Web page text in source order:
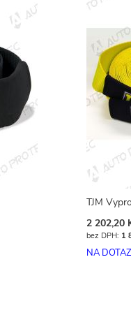
TJM
2 202,20
1
NA DOTAZ